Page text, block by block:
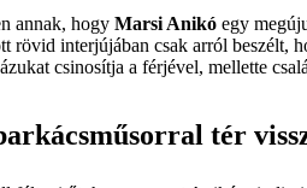
annak, hogy Marsi Anikó egy
rövid interjújában csak arról beszélt,
csinosítja a férjével, mellette
tér